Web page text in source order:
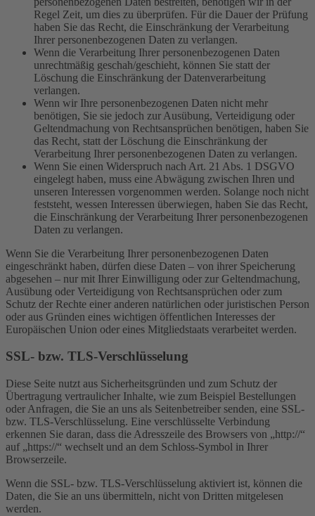
Regel Zeit, um dies zu überprüfen. Für die Dauer der Prüfung
haben Sie das Recht, die Einschränkung der Verarbeitung
Ihrer personenbezogenen Daten zu verlangen.
Wenn die Verarbeitung Ihrer personenbezogenen Daten
unrechtmäßig geschah/geschieht, können Sie statt der
Löschung die Einschränkung der Datenverarbeitung
verlangen.
Wenn wir Ihre personenbezogenen Daten nicht mehr
benötigen, Sie sie jedoch zur Ausübung, Verteidigung oder
Geltendmachung von Rechtsansprüchen benötigen, haben Sie
das Recht, statt der Löschung die Einschränkung der
Verarbeitung Ihrer personenbezogenen Daten zu verlangen.
Wenn Sie einen Widerspruch nach Art. 21 Abs. 1 DSGVO
eingelegt haben, muss eine Abwägung zwischen Ihren und
unseren Interessen vorgenommen werden. Solange noch nicht
feststeht, wessen Interessen überwiegen, haben Sie das Recht,
die Einschränkung der Verarbeitung Ihrer personenbezogenen
Daten zu verlangen.
Wenn Sie die Verarbeitung Ihrer personenbezogenen Daten
eingeschränkt haben, dürfen diese Daten – von ihrer Speicherung
abgesehen – nur mit Ihrer Einwilligung oder zur Geltendmachung,
Ausübung oder Verteidigung von Rechtsansprüchen oder zum
Schutz der Rechte einer anderen natürlichen oder juristischen Person
oder aus Gründen eines wichtigen öffentlichen Interesses der
Europäischen Union oder eines Mitgliedstaats verarbeitet werden.
SSL- bzw. TLS-Verschlüsselung
Diese Seite nutzt aus Sicherheitsgründen und zum Schutz der
Übertragung vertraulicher Inhalte, wie zum Beispiel Bestellungen
oder Anfragen, die Sie an uns als Seitenbetreiber senden, eine SSL-
bzw. TLS-Verschlüsselung. Eine verschlüsselte Verbindung
erkennen Sie daran, dass die Adresszeile des Browsers von „http://“
auf „https://“ wechselt und an dem Schloss-Symbol in Ihrer
Browserzeile.
Wenn die SSL- bzw. TLS-Verschlüsselung aktiviert ist, können die
Daten, die Sie an uns übermitteln, nicht von Dritten mitgelesen
werden.